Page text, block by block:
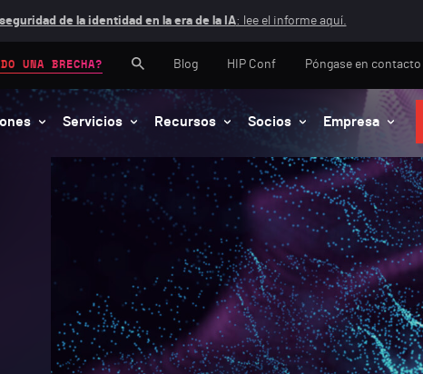
de la identidad en la era de la IA: lee el informe aquí.
Servicios Recursos Socios Empresa
UNA BRECHA? Blog HIP Conf Póngase en